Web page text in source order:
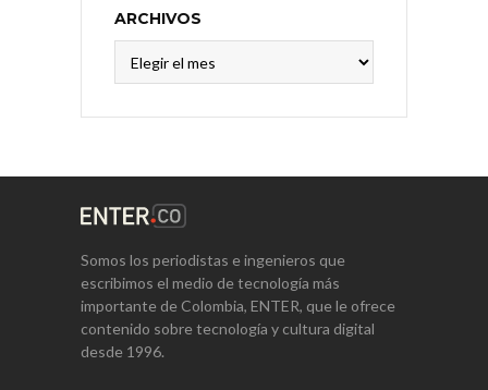
ARCHIVOS
Somos los periodistas e ingenieros que
escribimos el medio de tecnología más
importante de Colombia, ENTER, que le ofrece
contenido sobre tecnología y cultura digital
desde 1996.